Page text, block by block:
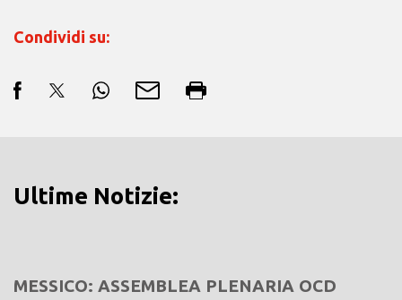
Condividi su:
Ultime Notizie:
MESSICO: ASSEMBLEA PLENARIA OCD